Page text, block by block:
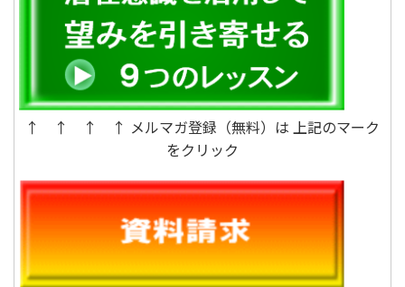
↑ ↑ ↑ ↑ メルマガ登録（無料）は 上記のマーク
をクリック